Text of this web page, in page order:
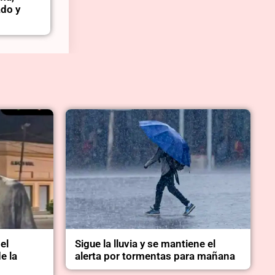
y
la
Sigue la lluvia y se mantiene el
alerta por tormentas para mañana